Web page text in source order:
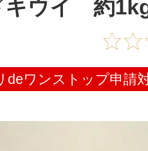
キウイ 約
deワンストップ申請